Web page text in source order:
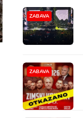
ZABAVA
ZABAVA